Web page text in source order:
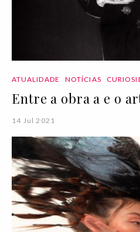
ATUALIDADE NOTÍCIAS
Entre a obra a e o
14 Jul 2021